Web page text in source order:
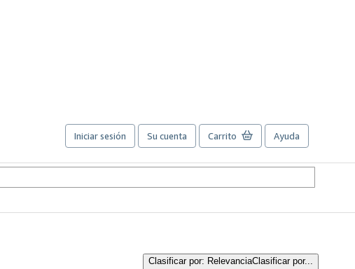
Iniciar sesión Su cuenta Carrito Ayuda
Clasificar por: RelevanciaClasificar por...